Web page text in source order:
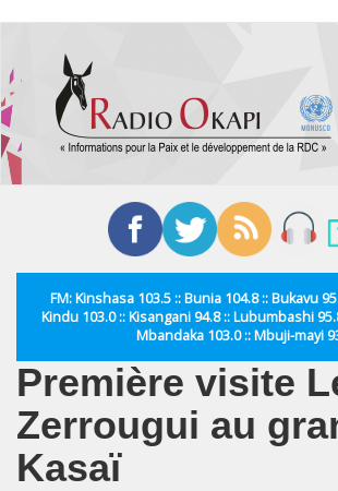
contenu
principal
FM: Kinshasa 103.5 :: Bunia 104.8 :: Bukavu
Kindu 103.0 :: Kisangani 94.8 :: Lubumbashi
Mbandaka 103.0 :: Mbuji-mayi
Première visite
Zerrougui au
Kasaï